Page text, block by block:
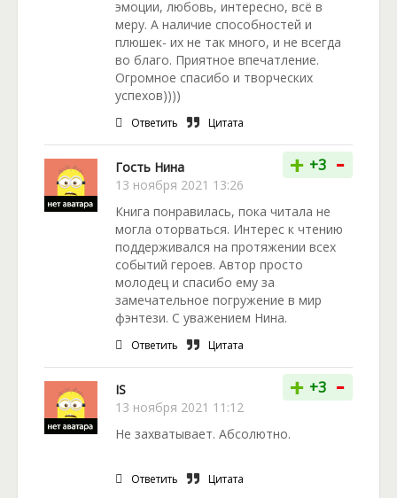
эмоции, любовь, интересно, всё в
меру. А наличие способностей и
плюшек- их не так много, и не всегда
во благо. Приятное впечатление.
Огромное спасибо и творческих
успехов))))
Ответить Цитата
Гость Нина
13 ноября 2021 13:26
+ +3 -
Книга понравилась, пока читала не
могла оторваться. Интерес к чтению
поддерживался на протяжении всех
событий героев. Автор просто
молодец и спасибо ему за
замечательное погружение в мир
фэнтези. С уважением Нина.
Ответить Цитата
IS
13 ноября 2021 11:12
+ +3 -
Не захватывает. Абсолютно.
Ответить Цитата